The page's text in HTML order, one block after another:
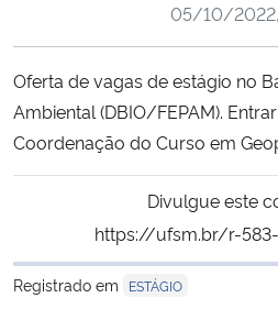
Ministério da Saúde
Ministério de Minas e Energia
Ministério da Ciência, Tecnologia, Inovações
Ministério do Meio Ambiente
05/10/2022,
Oferta de vagas de estágio no
Ambiental (DBIO/FEPAM).
Coordenação do Curso em
Divulgue este
https://ufsm.br/r-
Registrado em
ESTÁGIO